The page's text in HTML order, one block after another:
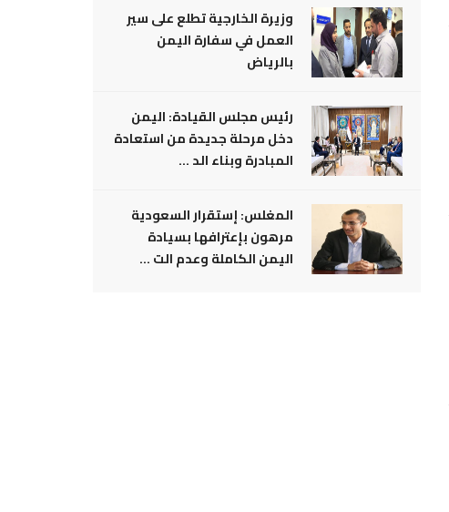
وزيرة الخارجية تطلع على سير
العمل في سفارة اليمن
بالرياض
رئيس مجلس القيادة: اليمن
دخل مرحلة جديدة من استعادة
المبادرة وبناء الد ...
المغلس: إستقرار السعودية
مرهون بإعترافها بسيادة
اليمن الكاملة وعدم الت ...